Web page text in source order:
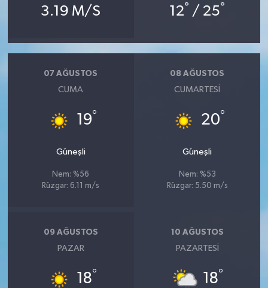
3.19 M/S 12° / 25°
07 AĞUSTOS
CUMA
19°
Güneşli
Nem: %56
Rüzgar: 6.11 m/s
08 AĞUSTOS
CUMARTESI
20°
Güneşli
Nem: %53
Rüzgar: 5.50 m/s
09 AĞUSTOS
PAZAR
18°
10 AĞUSTOS
PAZARTESI
18°